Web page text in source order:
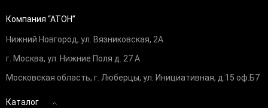
Компания “АТОН”
Нижний Новгород, ул. Вязниковская, 2А
г. Москва, ул. Нижние Поля д. 27 А
Московская область, г. Люберцы, ул. Инициативная, д.15 оф.Б7
Каталог